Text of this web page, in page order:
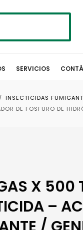
SERVICIOS
INSECTICIDAS
DE FOSFURO DE
X 500
–